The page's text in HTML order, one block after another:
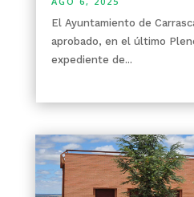
El Ayuntamiento de
aprobado, en el último
expediente de...